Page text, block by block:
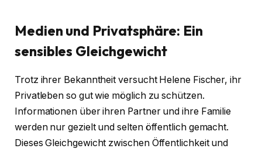
Medien und Privatsphäre: Ein
sensibles Gleichgewicht
Trotz ihrer Bekanntheit versucht Helene Fischer, ihr
Privatleben so gut wie möglich zu schützen.
Informationen über ihren Partner und ihre Familie
werden nur gezielt und selten öffentlich gemacht.
Dieses Gleichgewicht zwischen Öffentlichkeit und